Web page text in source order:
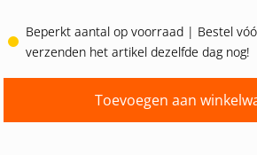
Beperkt aantal op voorraad | Bestel
verzenden het artikel dezelfde dag nog!
Toevoegen aan